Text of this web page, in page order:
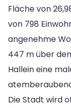
Fläche von
von 798
angenehme
447 m über
Hallein eine
Die Stadt wird